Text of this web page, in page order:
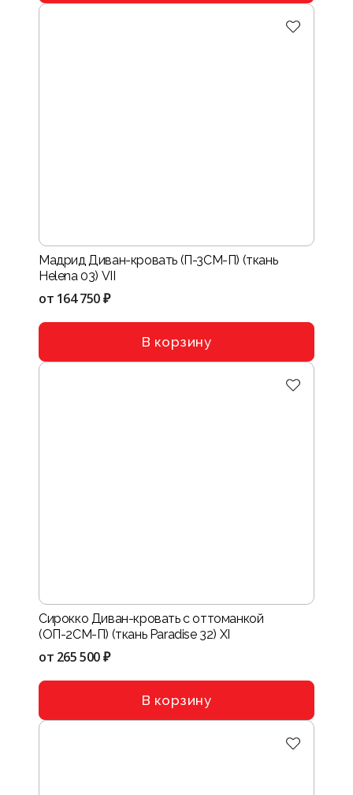
Мадрид Диван-кровать (П-3СМ-П) (ткань
Helena 03) VII
от 164 750 ₽
В корзину
Сирокко Диван-кровать с оттоманкой
(ОП-2СМ-П) (ткань Paradise 32) XI
от 265 500 ₽
В корзину